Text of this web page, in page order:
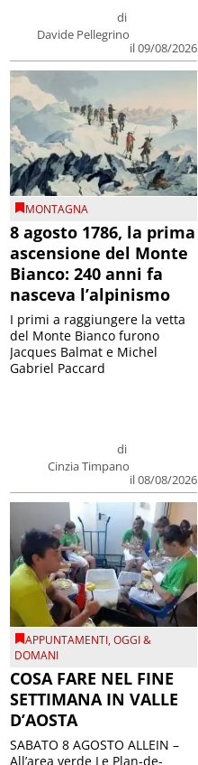
di
Davide Pellegrino
il 09/08/2026
MONTAGNA
8 agosto 1786, la prima
ascensione del Monte
Bianco: 240 anni fa
nasceva l’alpinismo
di
Cinzia Timpano
il 08/08/2026
I primi a raggiungere la vetta
del Monte Bianco furono
Jacques Balmat e Michel
Gabriel Paccard
APPUNTAMENTI,OGGI &
DOMANI
COSA FARE NEL FINE
SETTIMANA IN VALLE
D’AOSTA
SABATO 8 AGOSTO ALLEIN –
All’area verde Le Plan-de-